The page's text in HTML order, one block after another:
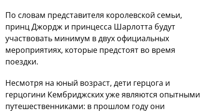
По словам представителя королевской семьи,
принц Джордж и принцесса Шарлотта будут
участвовать минимум в двух официальных
мероприятиях, которые предстоят во время
поездки.
Несмотря на юный возраст, дети герцога и
герцогини Кембриджских уже являются опытными
путешественниками: в прошлом году они